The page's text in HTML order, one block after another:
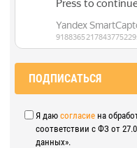
ПОДПИСАТЬСЯ
Я даю согласие на
соответствии с ФЗ от
данных».